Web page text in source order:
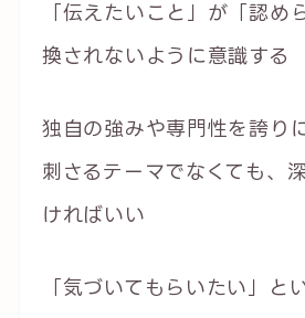
「伝えたいこと」が「認め
換されないように意識する
独自の強みや専門性を誇り
刺さるテーマでなくても、
ければいい
「気づいてもらいたい」と